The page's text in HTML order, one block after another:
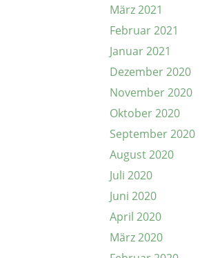
März 2021
Februar 2021
Januar 2021
Dezember 2020
November 2020
Oktober 2020
September 2020
August 2020
Juli 2020
Juni 2020
April 2020
März 2020